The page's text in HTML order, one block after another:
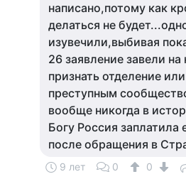
написано,потому как
делаться не
изувечили,выбивая
26 заявление завели на
признать отделение
преступным
вообще никогда в
Богу Россия заплатила
после обращения в
9 лет 0 0